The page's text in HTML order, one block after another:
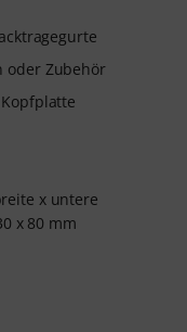
oder Zubehör
x untere
x 80 mm